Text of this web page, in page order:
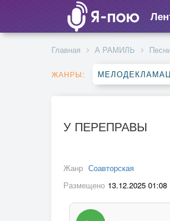
Главная А РАМИЛЬ
ЖАНРЫ:
У ПЕРЕПРАВЫ
Жанр Соавторская
Размещено 13.12.2025 01:08